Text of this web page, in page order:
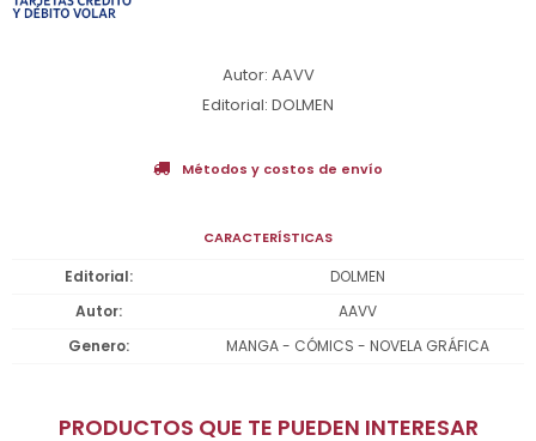
Autor: AAVV
Editorial: DOLMEN
Métodos y costos de envío
CARACTERÍSTICAS
Editorial
DOLMEN
Autor
AAVV
Genero
MANGA - CÓMICS - NOVELA GRÁFICA
PRODUCTOS QUE TE PUEDEN INTERESAR